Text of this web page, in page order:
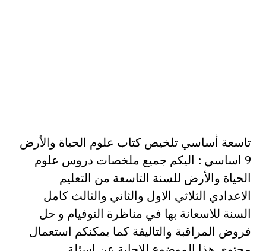
تاسعة أساسي تلخيص كتاب علوم الحياة والأرض
9 اساسي : اليكم جميع ملخصات دروس علوم
الحياة والأرض للسنة التاسعة من التعليم
الاعدادي الثلاثي الاول والثاني والثالث كامل
السنة للاسعانة بها في مناظرة النوفيام و حل
فروض المراقبة والتاليفة كما يمكنكم استعمال